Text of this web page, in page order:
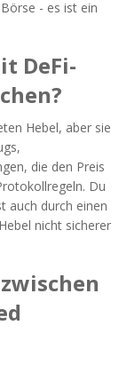
- es ist ein
DeFi-
Hebel, aber sie
die den Preis
Du
auch durch einen
nicht sicherer